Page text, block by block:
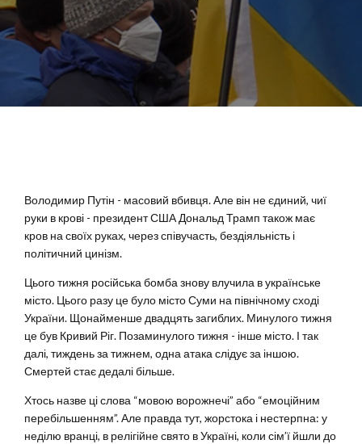
Володимир Путін - масовий вбивця. Але він не єдиний, чиї
руки в крові - президент США Дональд Трамп також має
кров на своїх руках, через співучасть, бездіяльність і
політичний цинізм.
Цього тижня російська бомба знову влучила в українське
місто. Цього разу це було місто Суми на північному сході
України. Щонайменше двадцять загиблих. Минулого тижня
це був Кривий Ріг. Позаминулого тижня - інше місто. І так
далі, тиждень за тижнем, одна атака слідує за іншою.
Смертей стає дедалі більше.
Хтось назве ці слова “мовою ворожнечі” або “емоційним
перебільшенням”. Але правда тут, жорстока і нестерпна: у
неділю вранці, в релігійне свято в Україні, коли сім’ї йшли до